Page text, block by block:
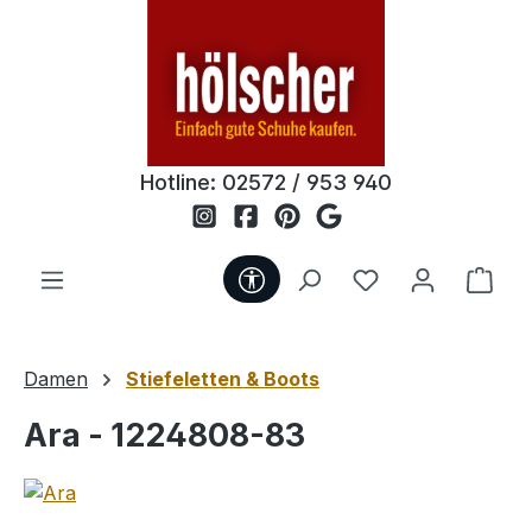
Hotline: 02572 / 953 940
Werkzeugleiste anzeigen
Du hast 0
Damen Stiefeletten & Boots
Ara - 1224808-83